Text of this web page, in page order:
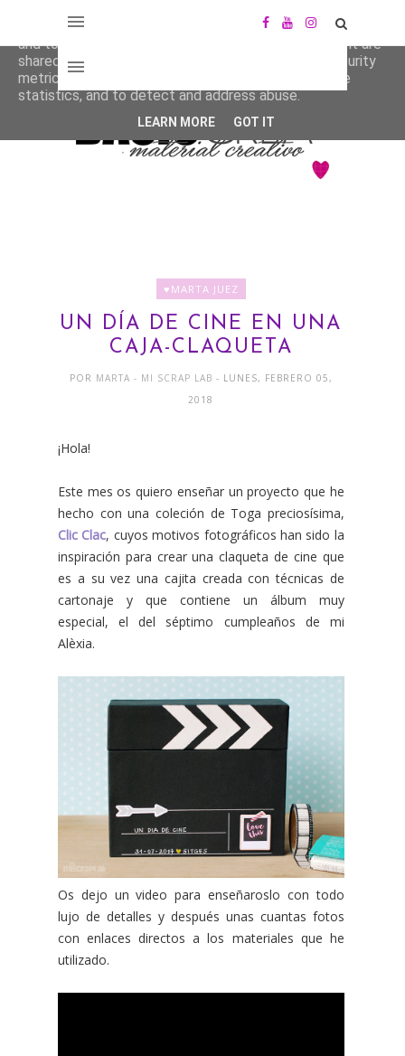
♥MARTA JUEZ
UN DÍA DE CINE EN UNA
CAJA-CLAQUETA
POR MARTA - MI SCRAP LAB - LUNES, FEBRERO 05,
2018
¡Hola!
Este mes os quiero enseñar un proyecto que he
hecho con una coleción de Toga preciosísima,
Clic Clac, cuyos motivos fotográficos han sido la
inspiración para crear una claqueta de cine que
es a su vez una cajita creada con técnicas de
cartonaje y que contiene un álbum muy
especial, el del séptimo cumpleaños de mi
Alèxia.
Os dejo un video para enseñaroslo con todo
lujo de detalles y después unas cuantas fotos
con enlaces directos a los materiales que he
utilizado.
This site uses cookies from Google to deliver its services
and to analyze traffic. Your IP address and user-agent are
shared with Google along with performance and security
metrics to ensure quality of service, generate usage
statistics, and to detect and address abuse.
LEARN MORE GOT IT